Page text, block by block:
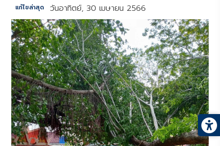
แก้ไขล่าสุด วันอาทิตย์, 30 เมษายน 2566